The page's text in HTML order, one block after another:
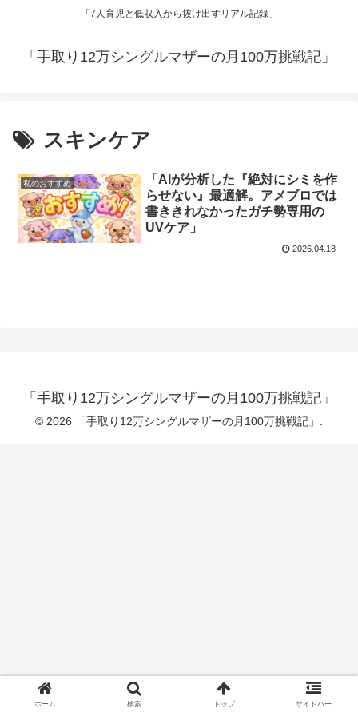
「7人育児と低収入から抜け出すリアル記録」
「手取り12万シングルマザーの月100万挑戦記」
スキンケア
私のおすすめ
​「AIが分析した『絶対にシミを作
らせない』最適解。アメブロでは
書ききれなかったガチ勢専用の
UVケア」
2026.04.18
「手取り12万シングルマザーの月100万挑戦記」
© 2026 「手取り12万シングルマザーの月100万挑戦記」.
ホーム 検索 トップ サイドバー